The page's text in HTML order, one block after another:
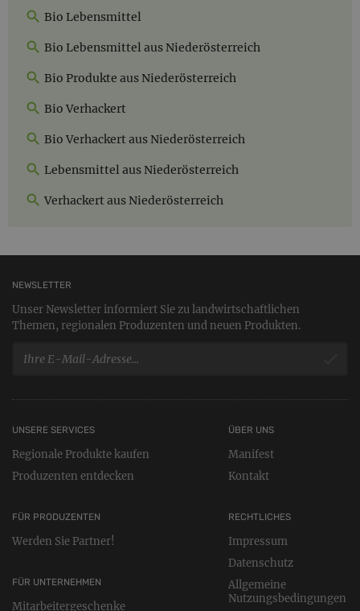
Bio Lebensmittel
Bio Lebensmittel aus Niederösterreich
Bio Produkte aus Niederösterreich
Bio Verhackert
Bio Verhackert aus Niederösterreich
Lebensmittel aus Niederösterreich
Verhackert aus Niederösterreich
NEWSLETTER
Unser Newsletter informiert Sie zu landwirtschaftlichen
Themen, regionalen Produzenten und neuen Produkten.
UNSERE SERVICES
Regionale Produkte kaufen
Produzenten entdecken
FÜR PRODUZENTEN
Werden Sie Partner!
FÜR UNTERNEHMEN
Mitarbeitergeschenke
RECHTLICHES
Impressum
Datenschutz
Allgemeine
Nutzungsbedingungen
ÜBER UNS
Manifest
Kontakt